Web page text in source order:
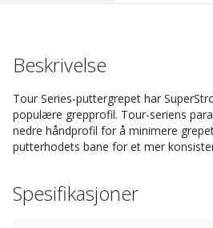
Beskrivelse
Tour Series-puttergrepet har
populære grepprofil. Tour-seriens
nedre håndprofil for å minimere
putterhodets bane for et mer
Spesifikasjoner